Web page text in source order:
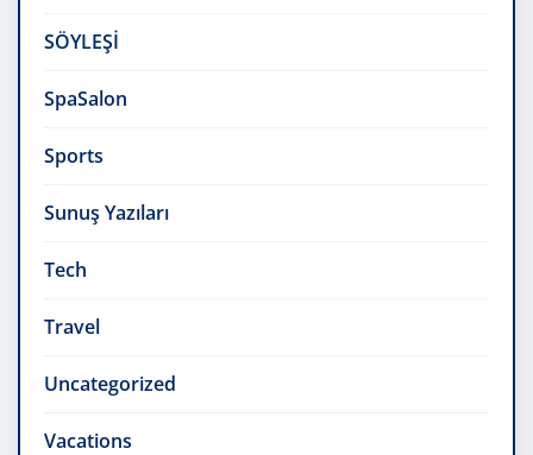
SÖYLEŞİ
SpaSalon
Sports
Sunuş Yazıları
Tech
Travel
Uncategorized
Vacations